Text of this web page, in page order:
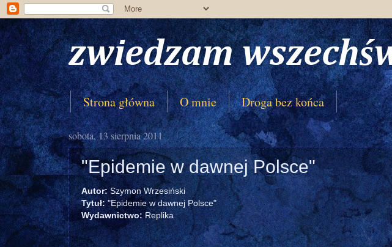
zwiedzam
Strona główna O mnie Droga bez końca
sobota, 13 sierpnia 2011
"Epidemie w dawnej Polsce"
Autor:Szymon Wrzesiński
Tytuł: "Epidemie w dawnej Polsce"
Wydawnictwo: Replika